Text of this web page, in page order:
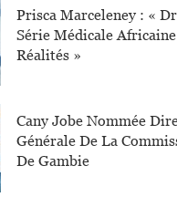
Prisca Marceleney : «
Série Médicale
Réalités »
Cany Jobe Nommée
Générale De La
De Gambie